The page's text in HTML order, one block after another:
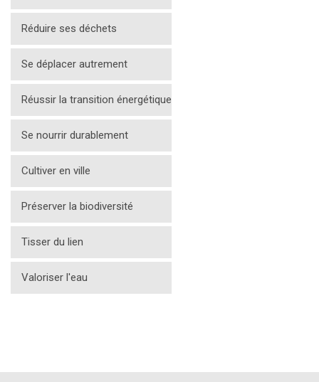
Réduire ses déchets
Se déplacer autrement
Réussir la transition énergétique
Se nourrir durablement
Cultiver en ville
Préserver la biodiversité
Tisser du lien
Valoriser l'eau